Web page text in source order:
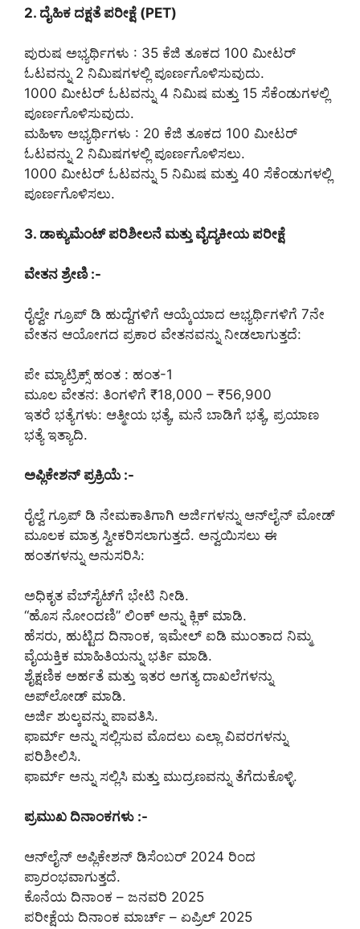
2. ದೈಹಿಕ ದಕ್ಷತೆ ಪರೀಕ್ಷೆ (PET)
ಪುರುಷ ಅಭ್ಯರ್ಥಿಗಳು : 35 ಕೆಜಿ ತೂಕದ 100 ಮೀಟರ್
ಓಟವನ್ನು 2 ನಿಮಿಷಗಳಲ್ಲಿ ಪೂರ್ಣಗೊಳಿಸುವುದು.
1000 ಮೀಟರ್ ಓಟವನ್ನು 4 ನಿಮಿಷ ಮತ್ತು 15 ಸೆಕೆಂಡುಗಳಲ್ಲಿ
ಪೂರ್ಣಗೊಳಿಸುವುದು.
ಮಹಿಳಾ ಅಭ್ಯರ್ಥಿಗಳು : 20 ಕೆಜಿ ತೂಕದ 100 ಮೀಟರ್
ಓಟವನ್ನು 2 ನಿಮಿಷಗಳಲ್ಲಿ ಪೂರ್ಣಗೊಳಿಸಲು.
1000 ಮೀಟರ್ ಓಟವನ್ನು 5 ನಿಮಿಷ ಮತ್ತು 40 ಸೆಕೆಂಡುಗಳಲ್ಲಿ
ಪೂರ್ಣಗೊಳಿಸಲು.
3. ಡಾಕ್ಯುಮೆಂಟ್ ಪರಿಶೀಲನೆ ಮತ್ತು ವೈದ್ಯಕೀಯ ಪರೀಕ್ಷೆ
ವೇತನ ಶ್ರೇಣಿ :-
ರೈಲ್ವೇ ಗ್ರೂಪ್ ಡಿ ಹುದ್ದೆಗಳಿಗೆ ಆಯ್ಕೆಯಾದ ಅಭ್ಯರ್ಥಿಗಳಿಗೆ 7ನೇ
ವೇತನ ಆಯೋಗದ ಪ್ರಕಾರ ವೇತನವನ್ನು ನೀಡಲಾಗುತ್ತದೆ:
ಪೇ ಮ್ಯಾಟ್ರಿಕ್ಸ್ ಹಂತ : ಹಂತ-1
ಮೂಲ ವೇತನ: ತಿಂಗಳಿಗೆ ₹18,000 – ₹56,900
ಇತರೆ ಭತ್ಯೆಗಳು: ಆತ್ಮೀಯ ಭತ್ಯೆ, ಮನೆ ಬಾಡಿಗೆ ಭತ್ಯೆ, ಪ್ರಯಾಣ
ಭತ್ಯೆ ಇತ್ಯಾದಿ.
ಅಪ್ಲಿಕೇಶನ್ ಪ್ರಕ್ರಿಯೆ :-
ರೈಲ್ವೆ ಗ್ರೂಪ್ ಡಿ ನೇಮಕಾತಿಗಾಗಿ ಅರ್ಜಿಗಳನ್ನು ಆನ್‌ಲೈನ್ ಮೋಡ್
ಮೂಲಕ ಮಾತ್ರ ಸ್ವೀಕರಿಸಲಾಗುತ್ತದೆ. ಅನ್ವಯಿಸಲು ಈ
ಹಂತಗಳನ್ನು ಅನುಸರಿಸಿ:
ಅಧಿಕೃತ ವೆಬ್‌ಸೈಟ್‌ಗೆ ಭೇಟಿ ನೀಡಿ.
“ಹೊಸ ನೋಂದಣಿ” ಲಿಂಕ್ ಅನ್ನು ಕ್ಲಿಕ್ ಮಾಡಿ.
ಹೆಸರು, ಹುಟ್ಟಿದ ದಿನಾಂಕ, ಇಮೇಲ್ ಐಡಿ ಮುಂತಾದ ನಿಮ್ಮ
ವೈಯಕ್ತಿಕ ಮಾಹಿತಿಯನ್ನು ಭರ್ತಿ ಮಾಡಿ.
ಶೈಕ್ಷಣಿಕ ಅರ್ಹತೆ ಮತ್ತು ಇತರ ಅಗತ್ಯ ದಾಖಲೆಗಳನ್ನು
ಅಪ್‌ಲೋಡ್ ಮಾಡಿ.
ಅರ್ಜಿ ಶುಲ್ಕವನ್ನು ಪಾವತಿಸಿ.
ಫಾರ್ಮ್ ಅನ್ನು ಸಲ್ಲಿಸುವ ಮೊದಲು ಎಲ್ಲಾ ವಿವರಗಳನ್ನು
ಪರಿಶೀಲಿಸಿ.
ಫಾರ್ಮ್ ಅನ್ನು ಸಲ್ಲಿಸಿ ಮತ್ತು ಮುದ್ರಣವನ್ನು ತೆಗೆದುಕೊಳ್ಳಿ.
ಪ್ರಮುಖ ದಿನಾಂಕಗಳು :-
ಆನ್‌ಲೈನ್ ಅಪ್ಲಿಕೇಶನ್ ಡಿಸೆಂಬರ್ 2024 ರಿಂದ
ಪ್ರಾರಂಭವಾಗುತ್ತದೆ.
ಕೊನೆಯ ದಿನಾಂಕ – ಜನವರಿ 2025
ಪರೀಕ್ಷೆಯ ದಿನಾಂಕ ಮಾರ್ಚ್ – ಏಪ್ರಿಲ್ 2025